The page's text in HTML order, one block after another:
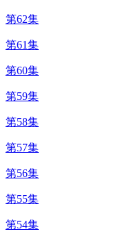
第62集
第61集
第60集
第59集
第58集
第57集
第56集
第55集
第54集